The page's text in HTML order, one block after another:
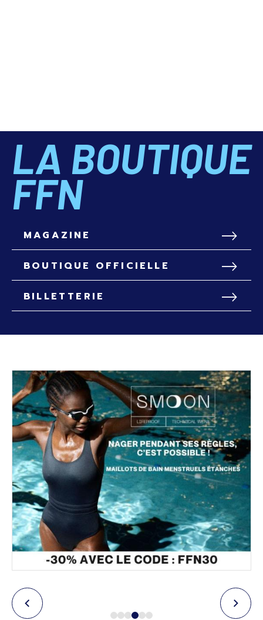
LA BOUTIQUE
FFN
MAGAZINE
BOUTIQUE OFFICIELLE
BILLETTERIE